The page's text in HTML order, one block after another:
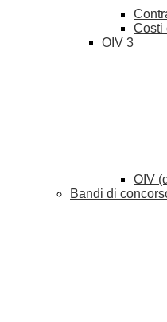
Costi
OIV 3
OIV
Bandi di